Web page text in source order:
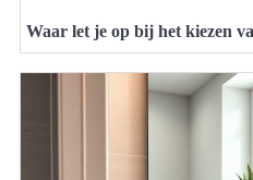
Waar let je op bij het kiezen